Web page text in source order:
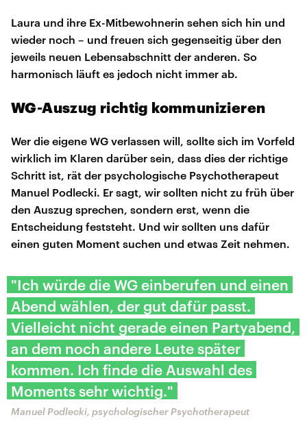
Laura und ihre Ex-Mitbewohnerin sehen sich hin und
wieder noch – und freuen sich gegenseitig über den
jeweils neuen Lebensabschnitt der anderen. So
harmonisch läuft es jedoch nicht immer ab.
WG-Auszug richtig kommunizieren
Wer die eigene WG verlassen will, sollte sich im Vorfeld
wirklich im Klaren darüber sein, dass dies der richtige
Schritt ist, rät der psychologische Psychotherapeut
Manuel Podlecki. Er sagt, wir sollten nicht zu früh über
den Auszug sprechen, sondern erst, wenn die
Entscheidung feststeht. Und wir sollten uns dafür
einen guten Moment suchen und etwas Zeit nehmen.
"Ich würde die WG einberufen und einen
Abend wählen, der gut dafür passt.
Vielleicht nicht gerade einen Partyabend,
an dem noch andere Leute später
kommen. Ich finde die Auswahl des
Moments sehr wichtig."
Manuel Podlecki, psychologischer Psychotherapeut